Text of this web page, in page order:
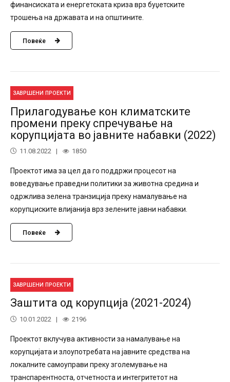
финансиската и енергетската криза врз буџетските
трошења на државата и на општините.
Повеќе
ЗАВРШЕНИ ПРОЕКТИ
Прилагодување кон климатските
промени преку спречување на
корупцијата во јавните набавки (2022)
11.08.2022 1850
Проектот има за цел да го поддржи процесот на
воведување праведни политики за животна средина и
одржлива зелена транзиција преку намалување на
корупциските влијанија врз зелените јавни набавки.
Повеќе
ЗАВРШЕНИ ПРОЕКТИ
Заштита од корупција (2021-2024)
10.01.2022 2196
Проектот вклучува активности за намалување на
корупцијата и злоупотребата на јавните средства на
локалните самоуправи преку зголемување на
транспарентноста, отчетноста и интегритетот на